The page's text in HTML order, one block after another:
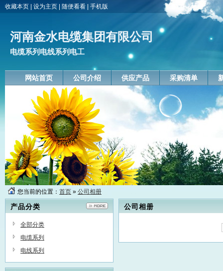
收藏本页 设为主页 随便看看 手机版
河南金水电缆集团有限公司
电缆系列电线系列电工
网站首页 公司介绍 供应产品 采购清单
您当前的位置： 首页 » 公司相册
产品分类
全部分类
电缆系列
电线系列
公司相册